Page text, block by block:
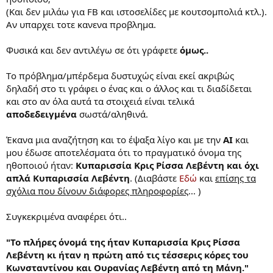
Αντίσταση στο Γ'Ράιχ - Μέρος 3o:Η Πικρή Απελευθέρωση
2007-11-22 -- ΤΑ ΠΕΙΡΑΜΑΤΟΖΩΑ ΤΟΥ ΠΟΛΕΜΟΥ
2008-01-24 -- ΒΟΛΙΒΙΑ - ΛΑΤΙΝΙΚΗ ΑΜΕΡΙΚΗ - Mέρος 1ο: Βολιβία: Η
προφητεία του Νίξον
(E)
2008-04-03 -- ΜΥΣΤΙΚΗ ΕΠΙΧΕΙΡΗΣΗ: ΚΑΤΑΣΤΡΕΨΤΕ ΤΟ ΙΡΑΚ
Θεματική βραδιά:
2005-11-03 -- ΕΠΙΔΗΜΙΕΣ
2005-11-10 -- ΔΙΑΒΗΤΗΣ: Η ΕΠΙΔΗΜΙΑ ΤΩΝ ΠΛΟΥΣΙΩΝ
2005-11-17 -- Η ΔΙΚΗ ΤΗΣ ΧΟΥΝΤΑΣ
2005-12-01 -- ΚΑΚΟΠΟΙΗΣΗ ΓΥΝΑΙΚΩΝ
2005-12-08 -- ΑΠΟ ΤΙΣ ΕΡΥΘΡΕΣ ΤΑΞΙΑΡΧΙΕΣ ΣΤΗΝ ΑΛ ΚΑΪΝΤΑ
2005-12-15 -- ΤΣΟΥΝΑΜΙ, ΕΝΑΣ ΧΡΟΝΟΣ ΜΕΤΑ
2006-01-05 -- ΑΪΝΣΤΑΪΝ
2006-01-19 -- ΑΝΕΡΓΙΑ
2006-01-26 -- ΠΑΧΥΣΑΡΚΙΑ: ΜΙΑ ΠΑΓΚΟΣΜΙΑ ΕΠΙΔΗΜΙΑ
2006-02-02 -- ΥΠΕΡΧΡΕΩΣΗ
(Και δεν μιλάω για FB και ιστοσελίδες με κουτσομπολιά κτλ.).
Αν υπαρχει τοτε κανενα προβλημα.
Φυσικά και δεν αντιλέγω σε ότι γράφετε όμως..
Tο πρόβλημα/μπέρδεμα δυστυχώς είναι εκεί ακριβώς
δηλαδή στο τι γράφει ο ένας και ο άλλος και τι διαδίδεται
και στο αν όλα αυτά τα στοιχειά είναι τελικά
αποδεδειγμένα σωστά/αληθινά.
Έκανα μια αναζήτηση και το έψαξα λίγο και με την ΑΙ και
μου έδωσε αποτελέσματα ότι το πραγματικό όνομα της
ηθοποιού ήταν: Κυπαρισσία Κρις Ρίσσα Λεβέντη και όχι
απλά Κυπαρισσία Λεβέντη. (Διαβάστε Εδώ και επίσης τα
σχόλια που δίνουν διάφορες πληροφορίες... )
Συγκεκριμένα αναφέρει ότι..
"Το πλήρες όνομά της ήταν Κυπαρισσία Κρις Ρίσσα
Λεβέντη κι ήταν η πρώτη από τις τέσσερις κόρες του
Κωνσταντίνου και Ουρανίας Λεβέντη από τη Μάνη."